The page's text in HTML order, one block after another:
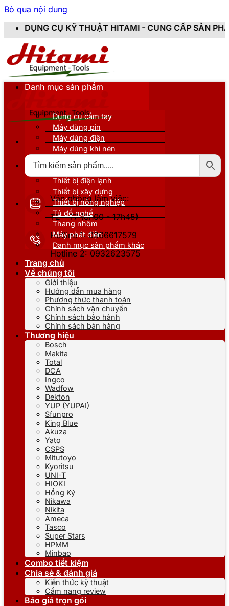
Bỏ qua nội dung
HITAMI - CUNG CẤP SẢN PHẨM CHÍNH HÃNG,
Văn phòng làm việc:
T2 - T7 (8h00 - 17h45)
Hotline 1: 0866617579
Hotline 2: 0932623575
Danh mục sản phẩm
Dụng cụ cầm tay
Máy dùng pin
Máy dùng điện
Máy dùng khí nén
Thiết bị nâng đỡ
Thiết bị điện lạnh
Thiết bị xây dựng
Thiết bị nông nghiệp
Tủ đồ nghề
Thang nhôm
Máy phát điện
Danh mục sản phẩm khác
Trang chủ
Về chúng tôi
Giới thiệu
Hướng dẫn mua hàng
Phương thức thanh toán
Chính sách vận chuyển
Chính sách bảo hành
Chính sách bán hàng
Thương hiệu
Bosch
Makita
Total
DCA
Ingco
Wadfow
Dekton
YUP (YUPAI)
Sfunpro
King Blue
Akuza
Yato
CSPS
Mitutoyo
Kyoritsu
UNI-T
HIOKI
Hồng Ký
Nikawa
Nikita
Ameca
Tasco
Super Stars
HPMM
Minbao
Combo tiết kiệm
Chia sẻ & đánh giá
Kiến thức kỹ thuật
Cẩm nang review
Báo giá trọn gói